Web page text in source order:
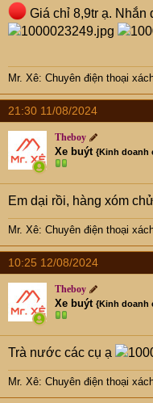
Giá chỉ 8,9tr ạ. Nhắn
Mr. Xê: Chuyên điện thoại
21:30 11/08/2024
Theboy
Xe buýt {Kinh doanh
Em dại rồi, hàng xóm
Mr. Xê: Chuyên điện thoại
10:25 12/08/2024
Theboy
Xe buýt {Kinh doanh
Trà nước các cụ ạ
Mr. Xê: Chuyên điện thoại